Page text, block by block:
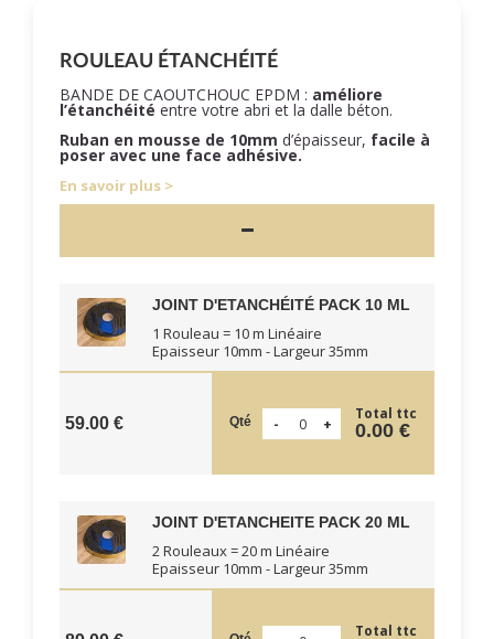
ROULEAU ÉTANCHÉITÉ
BANDE DE CAOUTCHOUC EPDM : améliore
l’étanchéité entre votre abri et la dalle béton.
Ruban en mousse de 10mm d’épaisseur, facile à
poser avec une face adhésive.
En savoir plus
JOINT D'ETANCHÉITÉ PACK 10 ML
1 Rouleau = 10 m Linéaire
Epaisseur 10mm - Largeur 35mm
59.00 € Qté Total ttc
0.00 €
JOINT D'ETANCHEITE PACK 20 ML
2 Rouleaux = 20 m Linéaire
Epaisseur 10mm - Largeur 35mm
Total ttc